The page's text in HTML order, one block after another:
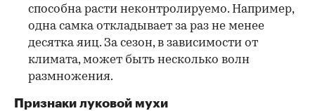
способна расти неконтролируемо. Например,
одна самка откладывает за раз не менее
десятка яиц. За сезон, в зависимости от
климата, может быть несколько волн
размножения.
Признаки луковой мухи